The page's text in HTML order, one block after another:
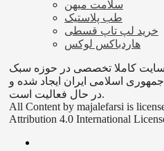
سلامت میهن
طب پلاستیک
خرید لپ تاپ قسطی
هاردباکس لوکس
کاملا تخصصی در حوزه سبک
اسلامی ایران ایجاد شده و
در حال فعالیت است.
All Content by majalefarsi is
Attribution 4.0 International